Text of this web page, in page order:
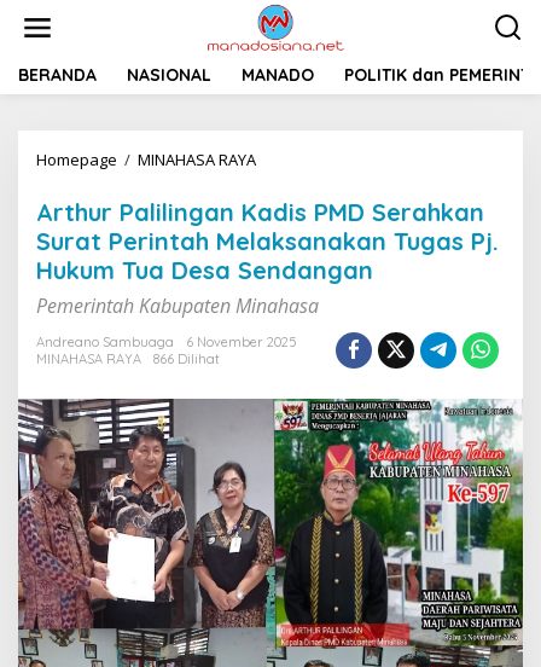
t
BERANDA NASIONAL MANADO POLITIK dan
Homepage / MINAHASA RAYA
h
u
r
a
i
K
a
d
i
P
M
Arthur Palilingan Kadis PMD Serahkan
Surat Perintah Melaksanakan Tugas Pj.
Hukum Tua Desa Sendangan
Pemerintah Kabupaten Minahasa
Andreano Sambuaga
6 November 2025
MINAHASA RAYA
866 Dilihat